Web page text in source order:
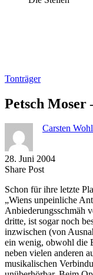
Tonträger
Petsch Moser
Carsten
28. Juni 2004
Share PostShare
Facebook
Copy
to
clipboard
Send
via
eMail
Schon für ihre letzte
„Wiens unpeinliche
Anbiederungsschmäh
dritte, ist sogar noch
inzwischen (von
ein wenig, obwohl die
neben vielen anderen
musikalischen